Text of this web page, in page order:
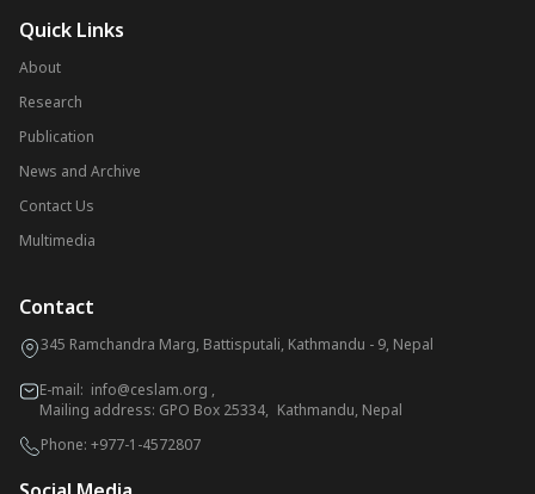
Quick Links
About
Research
Publication
News and Archive
Contact Us
Multimedia
Contact
345 Ramchandra Marg, Battisputali, Kathmandu - 9, Nepal
E-mail: info@ceslam.org ,
Mailing address: GPO Box 25334, Kathmandu, Nepal
Phone: +977-1-4572807